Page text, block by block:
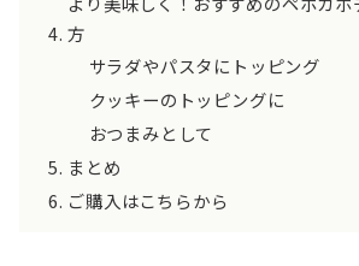
方
サラダやパスタにトッピング
クッキーのトッピングに
おつまみとして
まとめ
ご購入はこちらから